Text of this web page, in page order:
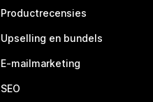
Productrecensies
Upselling en bundels
E-mailmarketing
SEO